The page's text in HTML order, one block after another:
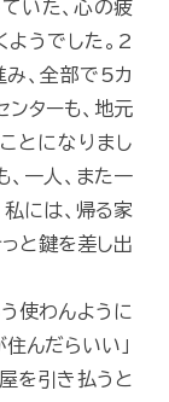
いた、心の疲
ようでした。2
み、全部で5カ
ターも、地元
とになりまし
、一人、また一
私には、帰る家
っと鍵を差し出
う使わんように
んだらいい」
を引き払うと